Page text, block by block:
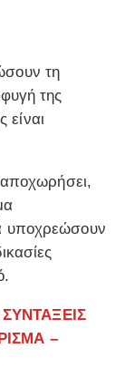
τη
της
αποχωρήσει,
υποχρεώσουν
–